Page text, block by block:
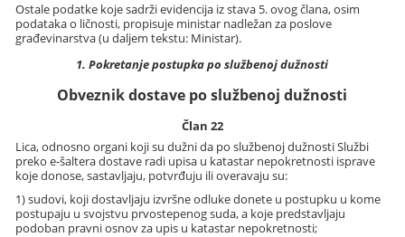
Ostale podatke koje sadrži evidencija iz stava 5. ovog člana, osim
podataka o ličnosti, propisuje ministar nadležan za poslove
građevinarstva (u daljem tekstu: Ministar).
1. Pokretanje postupka po službenoj dužnosti
Obveznik dostave po službenoj dužnosti
Član 22
Lica, odnosno organi koji su dužni da po službenoj dužnosti Službi
preko e-šaltera dostave radi upisa u katastar nepokretnosti isprave
koje donose, sastavljaju, potvrđuju ili overavaju su:
1) sudovi, koji dostavljaju izvršne odluke donete u postupku u kome
postupaju u svojstvu prvostepenog suda, a koje predstavljaju
podoban pravni osnov za upis u katastar nepokretnosti;